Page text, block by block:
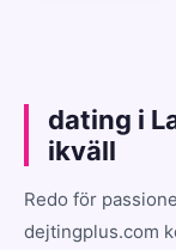
dating i
ikväll
Redo för
dejtingplus.com